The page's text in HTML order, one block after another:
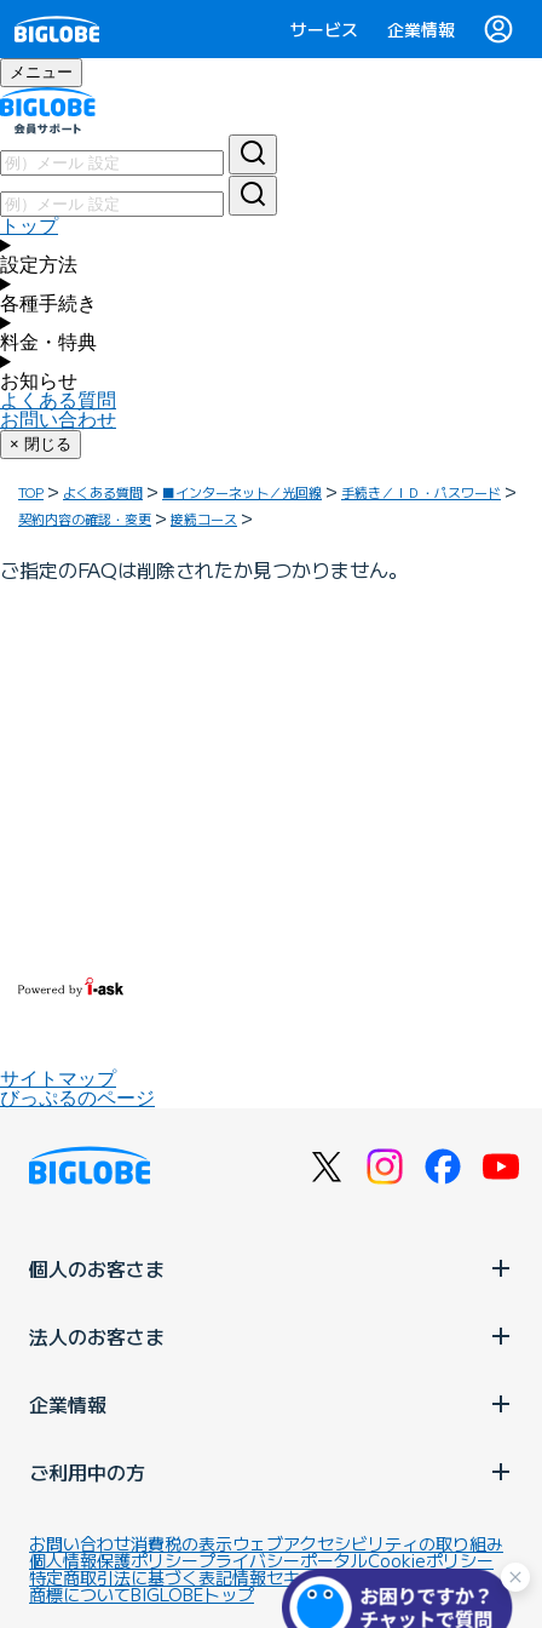
サービス 企業情報
メニュー
トップ
設定方法
各種手続き
料金・特典
お知らせ
よくある質問
お問い合わせ
× 閉じる
TOP よくある質問 ■インターネット／光回線
手続き／ＩＤ・パスワード
契約内容の確認・変更
接続コース
ご指定のFAQは削除されたか見つかりません。
サイトマップ
びっぷるのページ
個人のお客さま
法人のお客さま
企業情報
ご利用中の方
お問い合わせ消費税の表示ウェブアクセシビリティの取り組み
個人情報保護ポリシープライバシーポータルCookieポリシー
特定商取引法に基づく表記情報セキュリティ基本方針
商標についてBIGLOBEトップ